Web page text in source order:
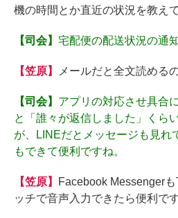
機の時間とか直近の状況を教え
【司会】 宅配便の配送状況の通
【笠原】 メールだと全文読める
【司会】 アプリの対応させ具合
と「誰々が返信しました」くら
が、LINEだとメッセージも見れ
もできて便利ですね。
【笠原】
Facebook Messenger
ッチで音声入力できたら便利です